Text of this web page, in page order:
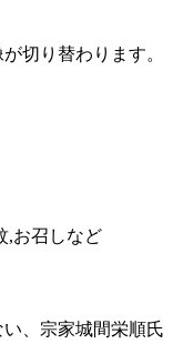
切り替わります。
,お召しなど
、宗家城間栄順氏